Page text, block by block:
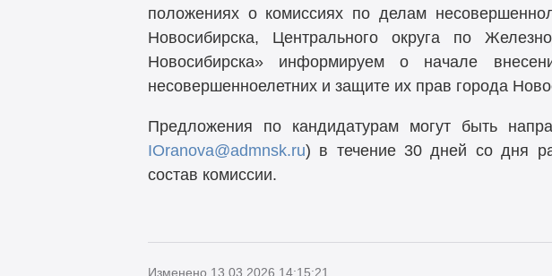
положениях о комиссиях по делам
Новосибирска, Центрального округа по
Новосибирска» информируем о начале
несовершенноелетних и защите их прав города
Предложения по кандидатурам могут быть
IOranova@admnsk.ru) в течение 30 дней со дня
состав комиссии.
Изменено 13.03.2026 14:15:21